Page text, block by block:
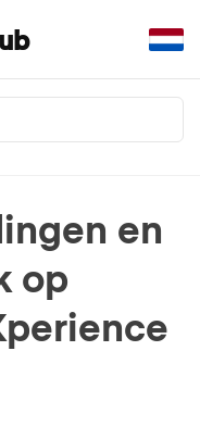
en
op